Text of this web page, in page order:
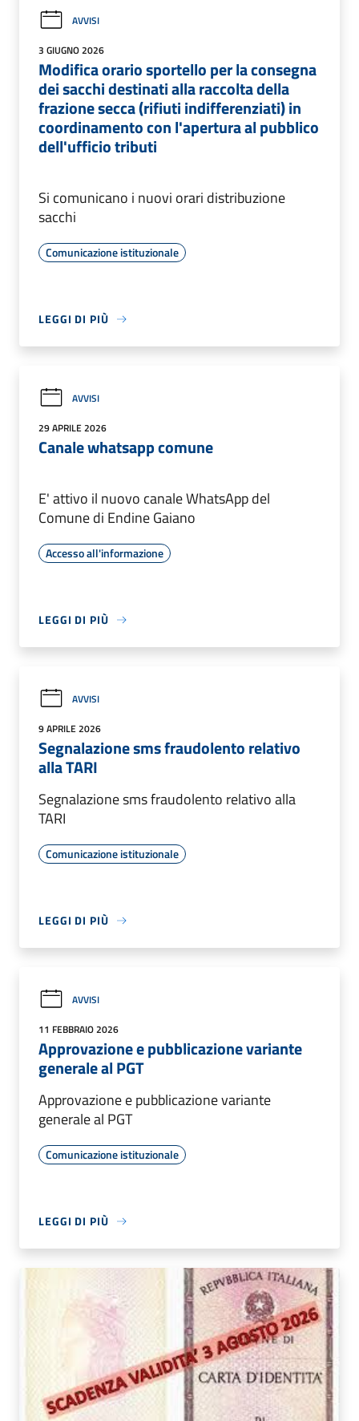
AVVISI
3 GIUGNO 2026
Modifica orario sportello per la consegna
dei sacchi destinati alla raccolta della
frazione secca (rifiuti indifferenziati) in
coordinamento con l'apertura al pubblico
dell'ufficio tributi
Si comunicano i nuovi orari distribuzione
sacchi
Comunicazione istituzionale
LEGGI DI PIÙ
AVVISI
29 APRILE 2026
Canale whatsapp comune
E' attivo il nuovo canale WhatsApp del
Comune di Endine Gaiano
Accesso all'informazione
LEGGI DI PIÙ
AVVISI
9 APRILE 2026
Segnalazione sms fraudolento relativo
alla TARI
Segnalazione sms fraudolento relativo alla
TARI
Comunicazione istituzionale
LEGGI DI PIÙ
AVVISI
11 FEBBRAIO 2026
Approvazione e pubblicazione variante
generale al PGT
Approvazione e pubblicazione variante
generale al PGT
Comunicazione istituzionale
LEGGI DI PIÙ